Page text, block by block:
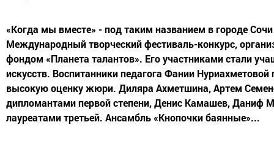
«Когда мы вместе» - под таким названием в городе
Международный творческий фестиваль-конкурс,
фондом «Планета талантов». Его участниками стали
искусств. Воспитанники педагога Фании Нуриахметовой
высокую оценку жюри. Диляра Ахметшина, Артем
дипломантами первой степени, Денис Камашев, Даниф
лауреатами третьей. Ансамбль «Кнопочки баянные»...